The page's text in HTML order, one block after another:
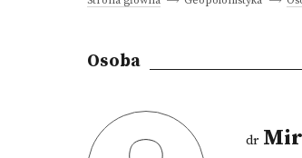
Osoba
dr